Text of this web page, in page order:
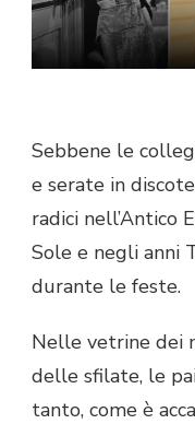
Sebbene le
e serate in
radici nell’Antico
Sole e negli anni
durante le feste.
Nelle vetrine dei
delle sfilate, le
tanto, come è